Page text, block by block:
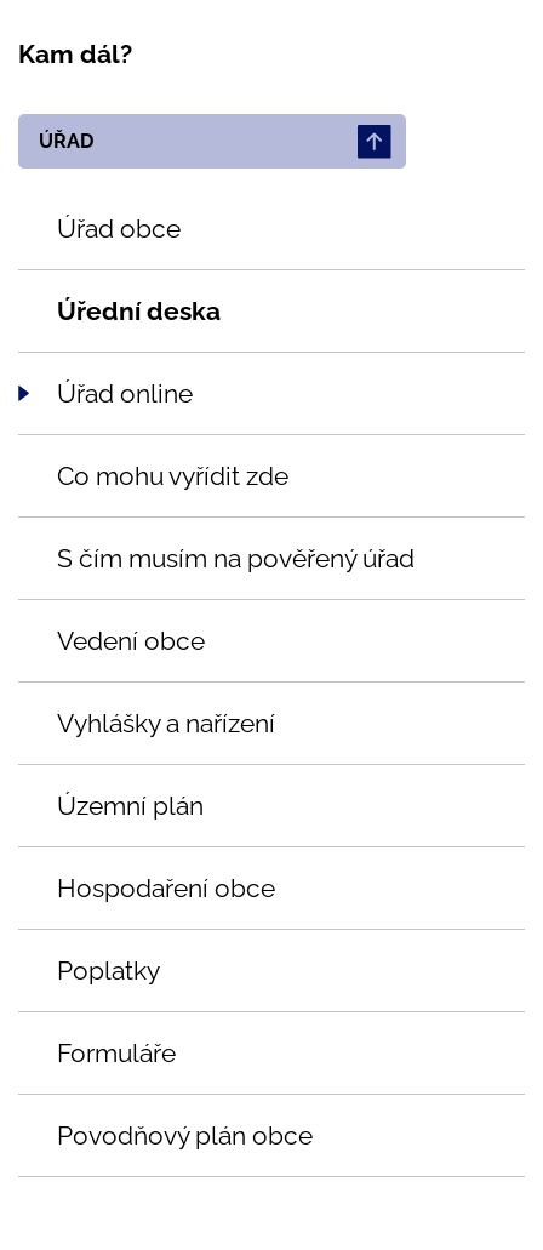
Kam dál?
ÚŘAD
Úřad obce
Úřední deska
Úřad online
Co mohu vyřídit zde
S čím musím na pověřený úřad
Vedení obce
Vyhlášky a nařízení
Územní plán
Hospodaření obce
Poplatky
Formuláře
Povodňový plán obce